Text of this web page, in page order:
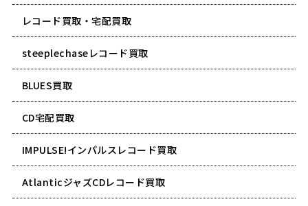
レコード買取・宅配買取
steeplechaseレコード買取
BLUES買取
CD宅配買取
IMPULSE!インパルスレコード買取
AtlanticジャズCDレコード買取